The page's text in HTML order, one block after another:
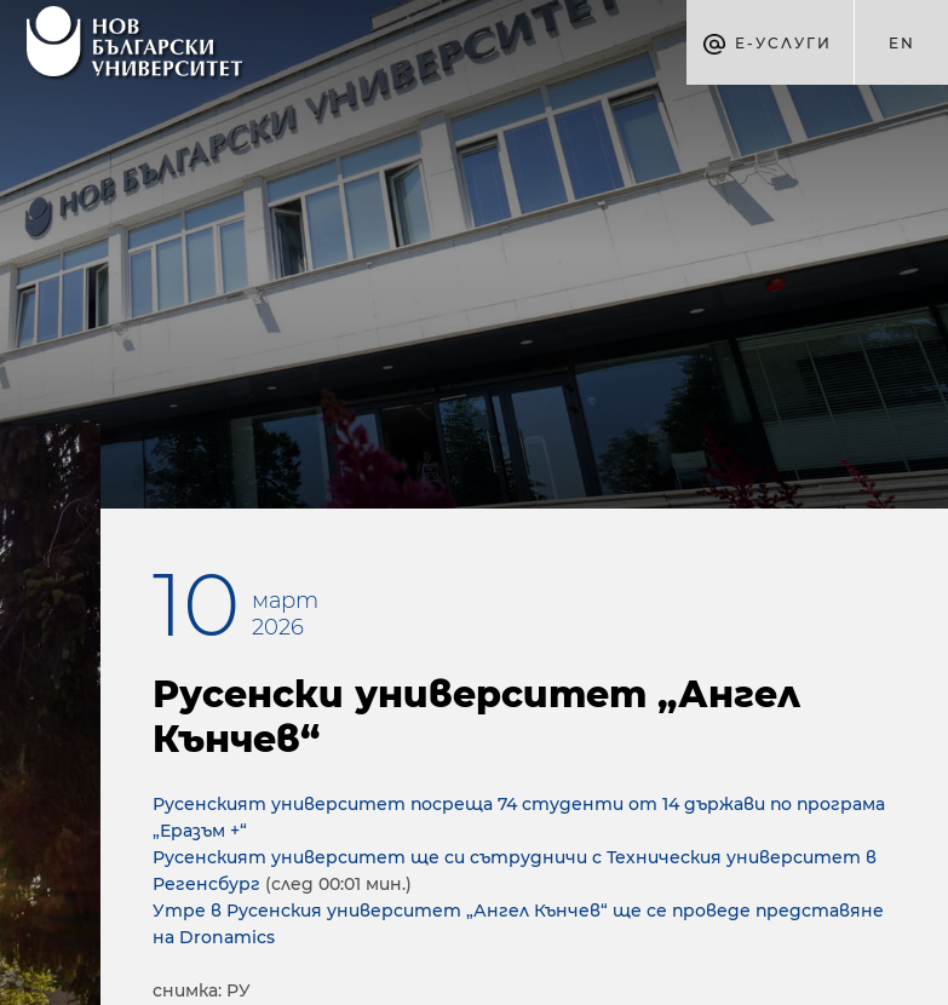
Е-УСЛУГИ EN
10
март
2026
Русенски университет „Ангел
Кънчев“
Русенският университет посреща 74 студенти от 14 държави по програма
„Еразъм +“
Русенският университет ще си сътрудничи с Техническия университет в
Регенсбург (след 00:01 мин.)
Утре в Русенския университет „Ангел Кънчев“ ще се проведе представяне
на Dronamics
снимка: РУ